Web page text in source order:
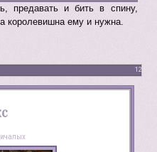
предавать и бить в спину,
королевишна ему и нужна.
12